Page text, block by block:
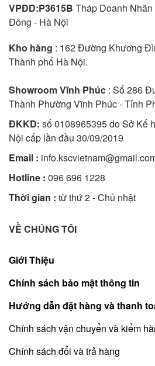
VPĐD:P3615B Tháp Doanh
Đông - Hà Nội
Kho hàng : 162 Đường Khương
Thành phố Hà Nội.
Showroom Vĩnh Phúc : Số 286
Thành Phường Vĩnh Phúc - Tỉnh
ĐKKD: số 0108965395 do Sở Kế
Nội cấp lần đầu 30/09/2019
Email :
Hotline : 096 696 1228
Thời gian : từ thứ 2 - Chủ nhật
VỀ CHÚNG TÔI
Giới Thiệu
Chính sách bảo mật thông tin
Hướng dẫn đặt hàng và thanh
Chính sách vận chuyển và kiểm
Chính sách đổi và trả hàng